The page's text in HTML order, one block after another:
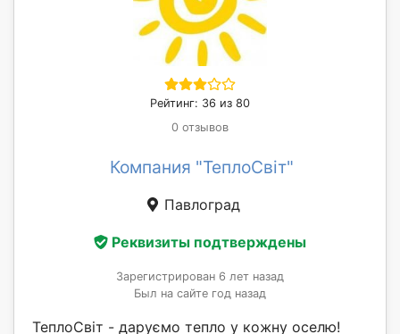
Рейтинг: 36 из 80
0 отзывов
Компания "ТеплоСвіт"
Павлоград
Реквизиты подтверждены
Зарегистрирован 6 лет назад
Был на сайте год назад
ТеплоСвіт - даруємо тепло у кожну оселю!